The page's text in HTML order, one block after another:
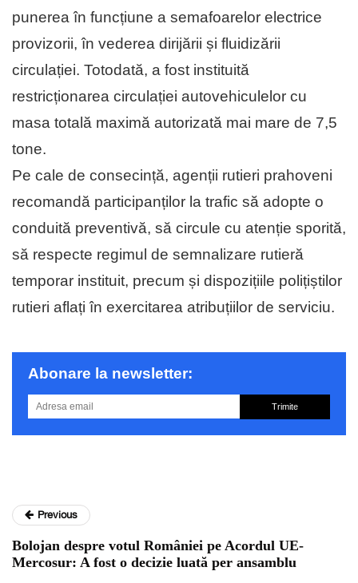
punerea în funcțiune a semafoarelor electrice
provizorii, în vederea dirijării și fluidizării
circulației. Totodată, a fost instituită
restricționarea circulației autovehiculelor cu
masa totală maximă autorizată mai mare de 7,5
tone.
Pe cale de consecință, agenții rutieri prahoveni
recomandă participanților la trafic să adopte o
conduită preventivă, să circule cu atenție sporită,
să respecte regimul de semnalizare rutieră
temporar instituit, precum și dispozițiile polițiștilor
rutieri aflați în exercitarea atribuțiilor de serviciu.
Abonare la newsletter:
Trimite
Previous
Bolojan despre votul României pe Acordul UE-
Mercosur: A fost o decizie luată per ansamblu